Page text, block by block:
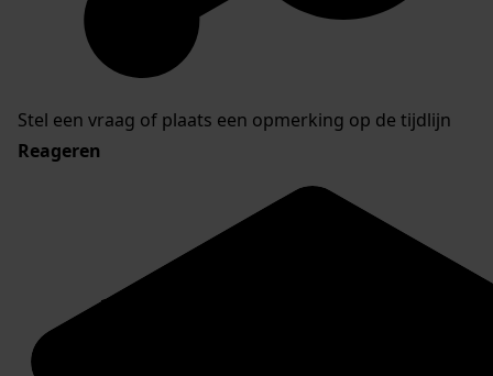
Stel een vraag of plaats een opmerking op de tijdlijn
Reageren